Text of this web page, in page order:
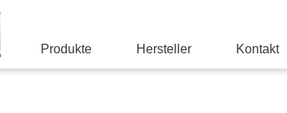
Produkte Hersteller Kontakt